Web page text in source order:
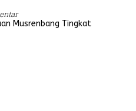
Musrenbang Tingkat